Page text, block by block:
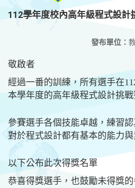
112學年度校內高年級程式設計
發布單位：
敬啟者
經過一番的訓練，所有選手在
本學年度的高年級程式設計挑
參賽選手各個技能卓越，練習認
對於程式設計都有基本的能力與
以下公布此次得獎名單
恭喜得獎選手，也鼓勵未得獎